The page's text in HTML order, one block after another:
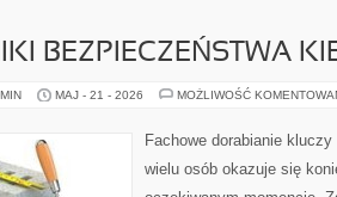
BEZPIECZEŃSTWA
MAJ - 21 - 2026 MOŻLIWOŚĆ
Fachowe dorabianie
wielu osób okazuje się